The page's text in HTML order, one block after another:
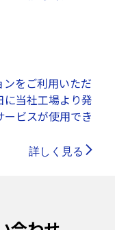
ンをご利用いただ
に当社工場より発
ビスが使用でき
詳しく見る